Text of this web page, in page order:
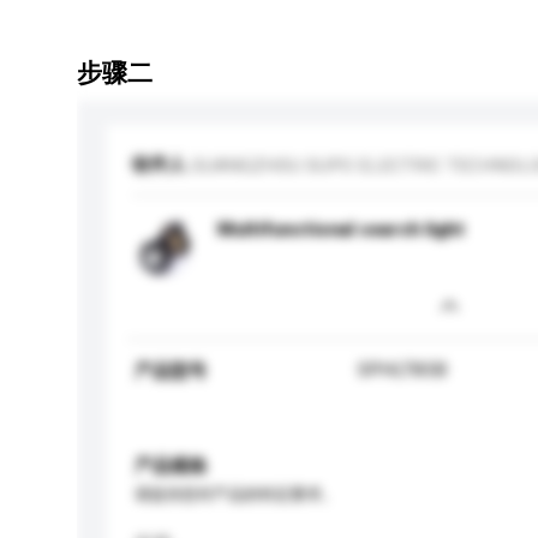
步骤二
收件人
Multifunctional search light
产品型号 SPHLT85B
产品规格